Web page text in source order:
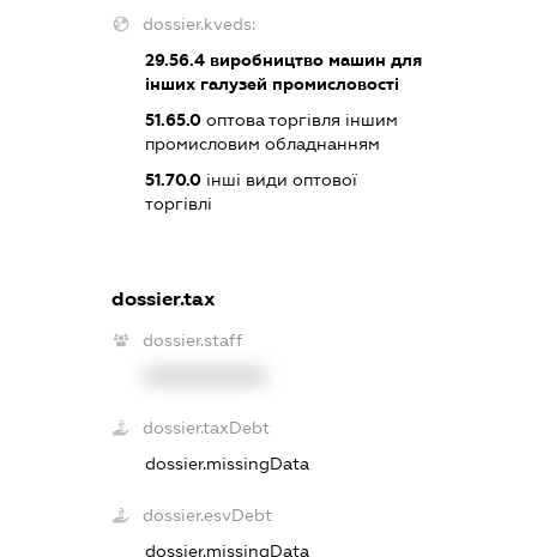
dossier.kveds:
29.56.4виробництво машин для
інших галузей промисловості
51.65.0оптова торгівля іншим
промисловим обладнанням
51.70.0інші види оптової
торгівлі
dossier.tax
dossier.staff
dossier.taxDebt
dossier.missingData
dossier.esvDebt
dossier.missingData